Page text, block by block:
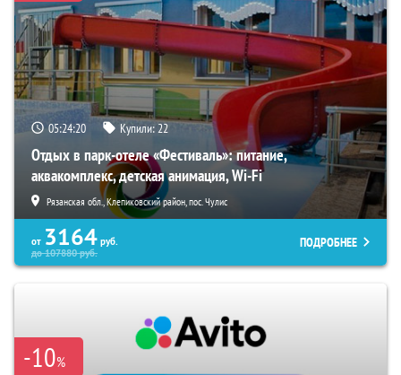
05:24:19 Купили:22
Отдых в парк-отеле «Фестиваль»: питание,
аквакомплекс, детская анимация, Wi-Fi
Рязанская обл., Клепиковский район, пос. Чулис
от 3164 руб.
до107880руб.
ПОДРОБНЕЕ
-10%